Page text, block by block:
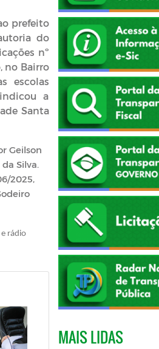
prefeito
do
nº
no Bairro
escolas
a
Santa
Geilson
Silva.
2025,
rádio
MAIS LIDAS